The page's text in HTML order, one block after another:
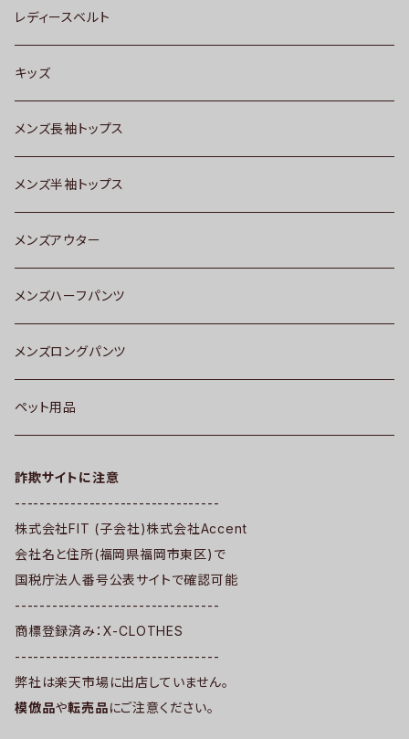
レディースベルト
キッズ
メンズ長袖トップス
メンズ半袖トップス
メンズアウター
メンズハーフパンツ
メンズロングパンツ
ペット用品
詐欺サイトに注意
---------------------------------
株式会社FIT (子会社)株式会社Accent
会社名と住所(福岡県福岡市東区)で
国税庁法人番号公表サイトで確認可能
---------------------------------
商標登録済み：X-CLOTHES
---------------------------------
弊社は楽天市場に出店していません。
模倣品や転売品にご注意ください。